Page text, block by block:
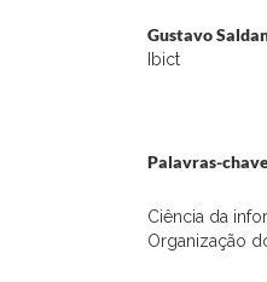
Gustavo
Ibict
Palavras-
Ciência da
Organização